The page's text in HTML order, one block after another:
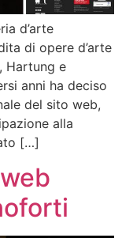
d’arte
di opere d’arte
Hartung e
anni ha deciso
del sito web,
alla
[…]